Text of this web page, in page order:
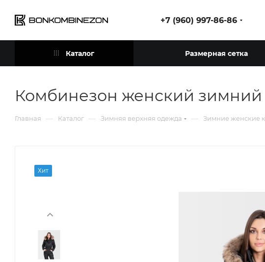
+7 (960) 997-86-86
Каталог Размерная сетка
Комбинезон женский
Главная — Каталог — Зимняя верхняя одежда — Зимние женские
Хит